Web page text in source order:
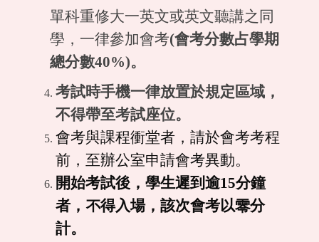
單科重修大一英文或英文聽講之同
學，一律參加會考(會考分數占學期
總分數40%)。
考試時手機一律放置於規定區域，
不得帶至考試座位。
會考與課程衝堂者，請於會考考程
前，至辦公室申請會考異動。
開始考試後，學生遲到逾15分鐘
者，不得入場，該次會考以零分
計。